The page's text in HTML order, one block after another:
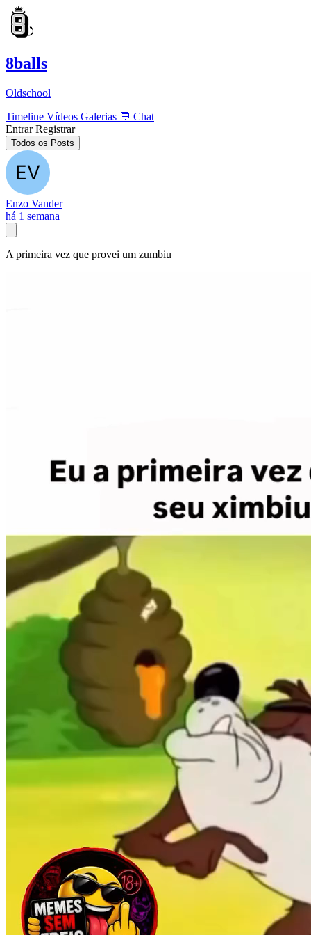
8balls
Oldschool
Timeline Vídeos Galerias 💬 Chat
Entrar Registrar
Todos os Posts
Enzo Vander
há 1 semana
A primeira vez que provei um zumbiu